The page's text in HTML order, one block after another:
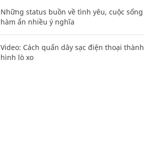
Những status buồn về tình yêu, cuộc sống
hàm ẩn nhiều ý nghĩa
Video: Cách quấn dây sạc điện thoại thành
hình lò xo